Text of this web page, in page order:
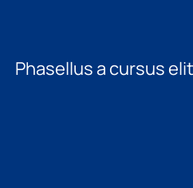
Phasellus a cursus